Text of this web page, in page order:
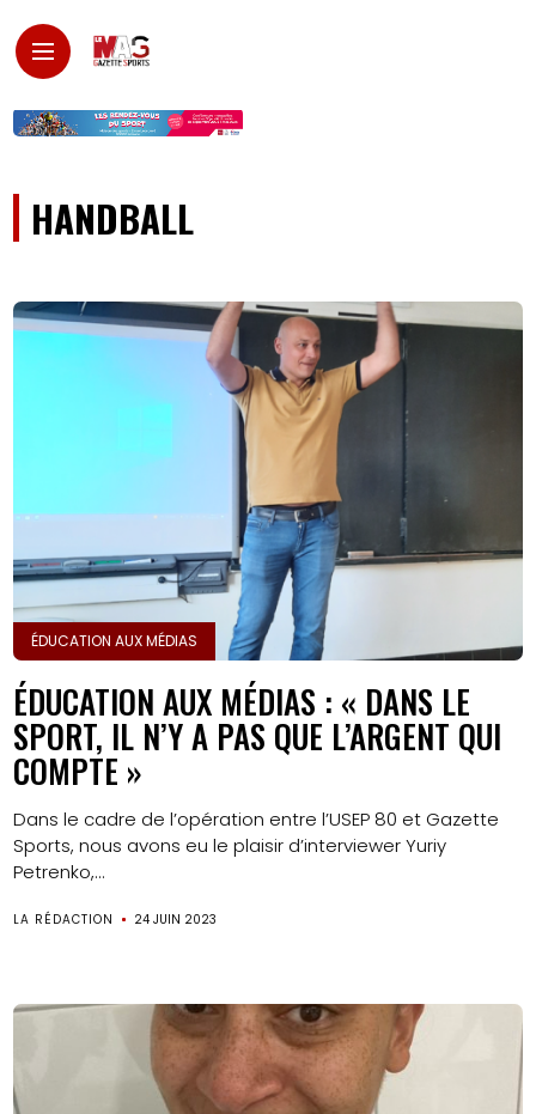
HANDBALL
ÉDUCATION AUX MÉDIAS
ÉDUCATION AUX MÉDIAS : « DANS LE
SPORT, IL N’Y A PAS QUE L’ARGENT QUI
COMPTE »
Dans le cadre de l’opération entre l’USEP 80 et Gazette
Sports, nous avons eu le plaisir d’interviewer Yuriy
Petrenko,...
LA RÉDACTION 24 JUIN 2023